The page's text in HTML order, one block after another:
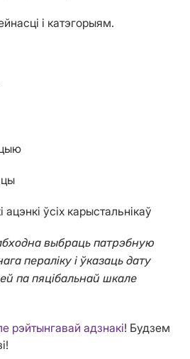
і катэгорыям.
ўсіх карыстальнікаў
выбраць патрэбную
пераліку і ўказаць дату
па пяцібальнай шкале
рэйтынгавай адзнакі! Будзем